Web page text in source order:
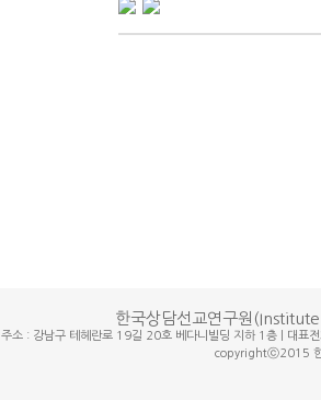
한국상담선교연구원
주소 : 강남구 테헤란로 19길 20호 베다니빌딩 지하 1층 |
copyrightⓒ2015 한